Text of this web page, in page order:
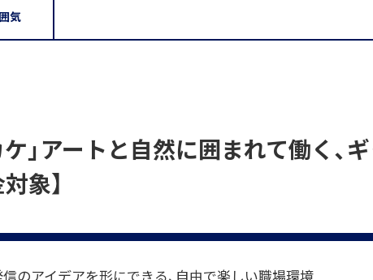
気
」アートと自然に囲まれて働く、
象】
のアイデアを形にできる、自由で楽しい職場環境